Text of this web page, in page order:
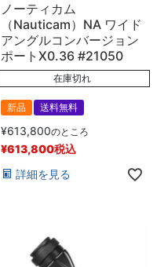
ノーティカム
（Nauticam）NA ワイド
アングルコンバージョン
ポートX0.36 #21050
在庫切れ
新品 送料無料
¥613,800のところ
¥613,800税込
詳細を見る